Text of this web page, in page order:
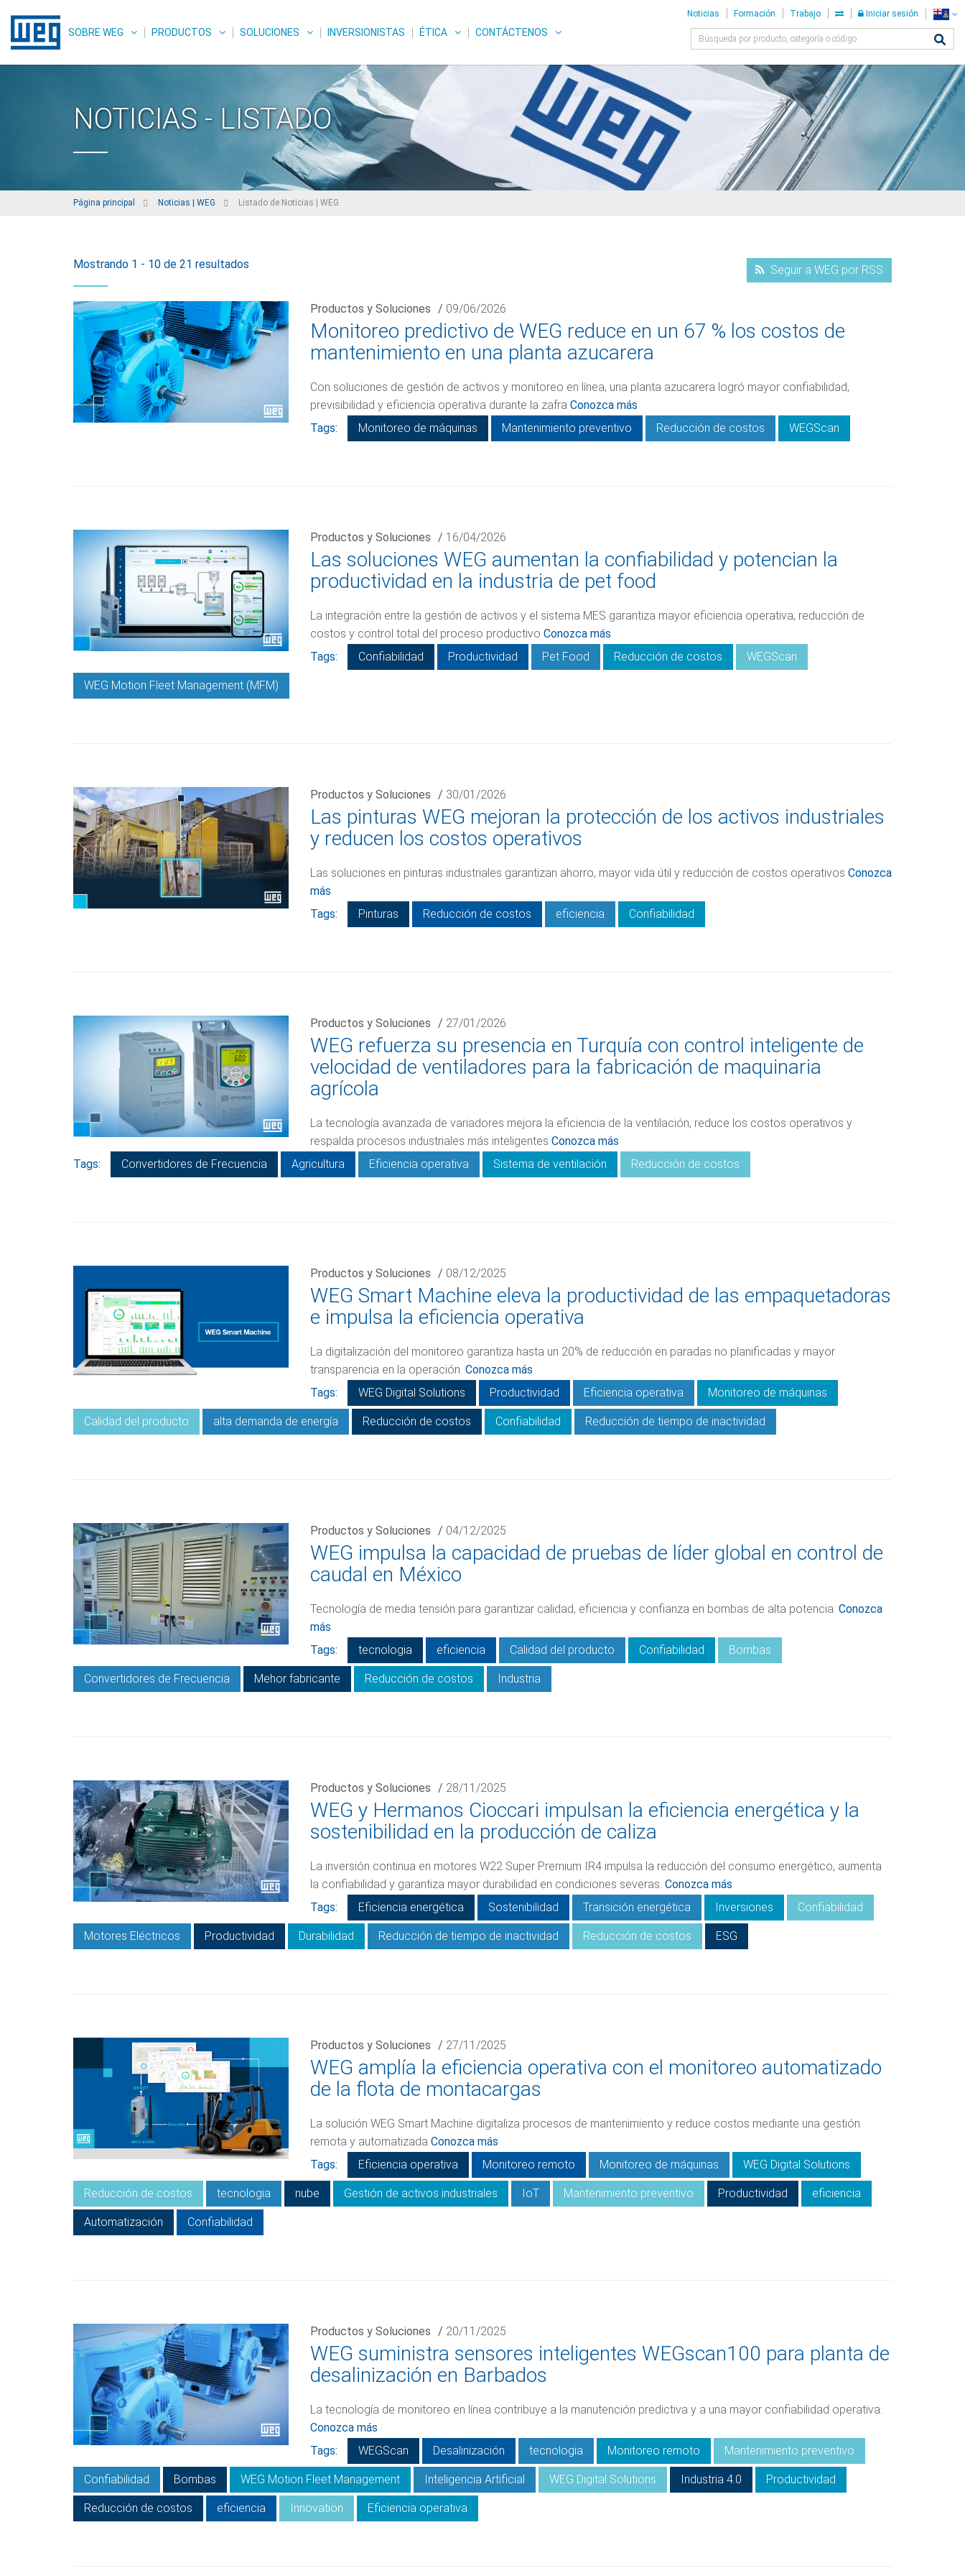
SOBRE WEG PRODUCTOS SOLUCIONES INVERSIONISTAS ÉTICA CONTÁCTENOS
Noticias Formación Trabajo Iniciar sesión
NOTICIAS - LISTADO
Página principal Noticias | WEG Listado de Noticias | WEG
Mostrando 1 - 10 de 21 resultados Seguir a WEG por RSS
Productos y Soluciones / 09/06/2026
Monitoreo predictivo de WEG reduce en un 67 % los costos de
mantenimiento en una planta azucarera
Con soluciones de gestión de activos y monitoreo en línea, una planta azucarera logró mayor confiabilidad,
previsibilidad y eficiencia operativa durante la zafra Conozca más
Tags:
Monitoreo de máquinas Mantenimiento preventivo Reducción de costos WEGScan
Productos y Soluciones / 16/04/2026
Las soluciones WEG aumentan la confiabilidad y potencian la
productividad en la industria de pet food
La integración entre la gestión de activos y el sistema MES garantiza mayor eficiencia operativa, reducción de
costos y control total del proceso productivo Conozca más
Tags:
Confiabilidad Productividad Pet Food Reducción de costos WEGScan
WEG Motion Fleet Management (MFM)
Productos y Soluciones / 30/01/2026
Las pinturas WEG mejoran la protección de los activos industriales
y reducen los costos operativos
Las soluciones en pinturas industriales garantizan ahorro, mayor vida útil y reducción de costos operativos Conozca
más
Tags:
Pinturas Reducción de costos eficiencia Confiabilidad
Productos y Soluciones / 27/01/2026
WEG refuerza su presencia en Turquía con control inteligente de
velocidad de ventiladores para la fabricación de maquinaria
agrícola
La tecnología avanzada de variadores mejora la eficiencia de la ventilación, reduce los costos operativos y
respalda procesos industriales más inteligentes Conozca más
Tags:
Convertidores de Frecuencia Agricultura Eficiencia operativa Sistema de ventilación Reducción de costos
Productos y Soluciones / 08/12/2025
WEG Smart Machine eleva la productividad de las empaquetadoras
e impulsa la eficiencia operativa
La digitalización del monitoreo garantiza hasta un 20% de reducción en paradas no planificadas y mayor
transparencia en la operación. Conozca más
Tags:
WEG Digital Solutions Productividad Eficiencia operativa Monitoreo de máquinas
Calidad del producto alta demanda de energía Reducción de costos Confiabilidad Reducción de tiempo de inactividad
Productos y Soluciones / 04/12/2025
WEG impulsa la capacidad de pruebas de líder global en control de
caudal en México
Tecnología de media tensión para garantizar calidad, eficiencia y confianza en bombas de alta potencia. Conozca
más
Tags:
tecnologia eficiencia Calidad del producto Confiabilidad Bombas
Convertidores de Frecuencia Mehor fabricante Reducción de costos Industria
Productos y Soluciones / 28/11/2025
WEG y Hermanos Cioccari impulsan la eficiencia energética y la
sostenibilidad en la producción de caliza
La inversión continua en motores W22 Super Premium IR4 impulsa la reducción del consumo energético, aumenta
la confiabilidad y garantiza mayor durabilidad en condiciones severas. Conozca más
Tags:
Eficiencia energética Sostenibilidad Transición energética Inversiones Confiabilidad
Motores Eléctricos Productividad Durabilidad Reducción de tiempo de inactividad Reducción de costos ESG
Productos y Soluciones / 27/11/2025
WEG amplía la eficiencia operativa con el monitoreo automatizado
de la flota de montacargas
La solución WEG Smart Machine digitaliza procesos de mantenimiento y reduce costos mediante una gestión
remota y automatizada Conozca más
Tags:
Eficiencia operativa Monitoreo remoto Monitoreo de máquinas WEG Digital Solutions
Reducción de costos tecnologia nube Gestión de activos industriales IoT Mantenimiento preventivo Productividad eficiencia
Automatización Confiabilidad
Productos y Soluciones / 20/11/2025
WEG suministra sensores inteligentes WEGscan100 para planta de
desalinización en Barbados
La tecnología de monitoreo en línea contribuye a la manutención predictiva y a una mayor confiabilidad operativa.
Conozca más
Tags:
WEGScan Desalinización tecnologia Monitoreo remoto Mantenimiento preventivo
Confiabilidad Bombas WEG Motion Fleet Management Inteligencia Artificial WEG Digital Solutions Industria 4.0 Productividad
Reducción de costos eficiencia Innovation Eficiencia operativa